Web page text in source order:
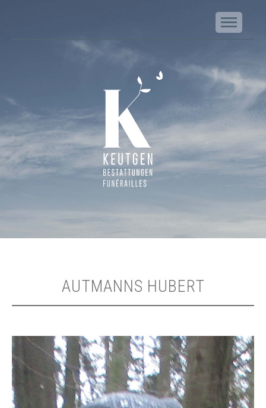
Keutgen | Bestattungen - Funérailles
AUTMANNS HUBERT